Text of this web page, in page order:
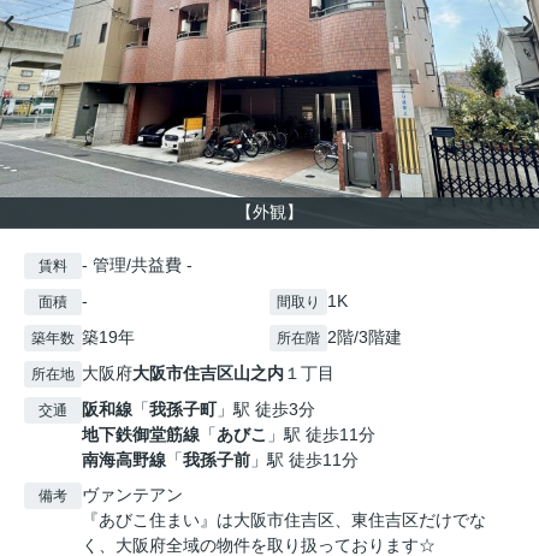
【外観】
賃料 - 管理/共益費 -
面積 - 間取り 1K
築年数 築19年 所在階 2階/3階建
所在地 大阪府大阪市住吉区山之内 １丁目
交通 阪和線 「我孫子町」駅 徒歩3分
地下鉄御堂筋線 「あびこ 」駅 徒歩11分
南海高野線 「我孫子前 」駅 徒歩11分
備考
ヴァンテアン
『あびこ住まい』は大阪市住吉区、東住吉区だけでな
く、大阪府全域の物件を取り扱っております☆